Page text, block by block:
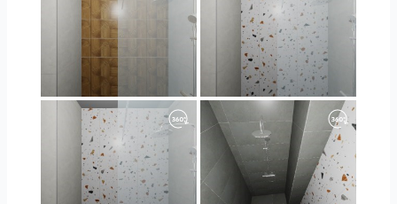
Orlando_kanect_1-01 Orlando_kanect_3-01